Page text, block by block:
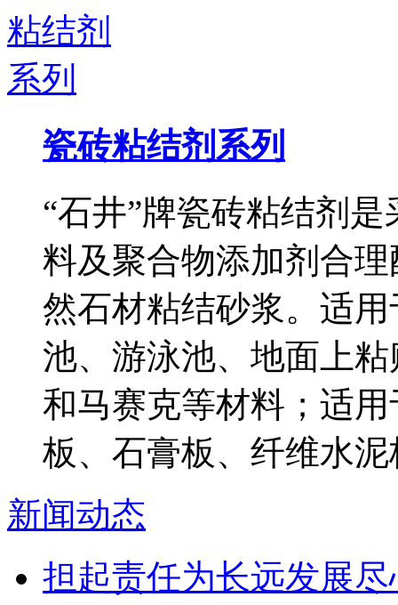
瓷砖粘结剂系列
“石井”牌瓷砖粘结剂
料及聚合物添加剂合
然石材粘结砂浆。适
池、游泳池、地面上
和马赛克等材料；适
板、石膏板、纤维水
新闻动态
担起责任为长远发展